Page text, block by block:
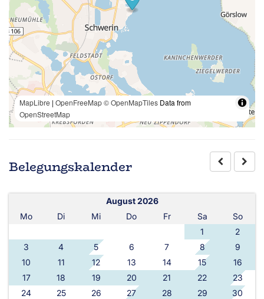
MapLibre | OpenFreeMap© OpenMapTiles Data from
OpenStreetMap
Belegungskalender
August 2026
Mo
Di Mi Do Fr Sa
So
1
2
3
4 5 6 7 8
9
10
11 12 13 14 15
16
17
18 19 20 21 22
23
24
25 26 27 28 29
30